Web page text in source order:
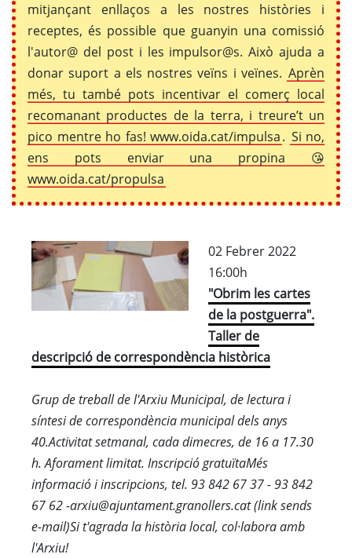
mitjançant enllaços a les nostres històries i
receptes, és possible que guanyin una comissió
l'autor@ del post i les impulsor@s. Això ajuda a
donar suport a els nostres veïns i veïnes. Aprèn
més, tu també pots incentivar el comerç local
recomanant productes de la terra, i treure’t un
pico mentre ho fas! www.oida.cat/impulsa. Si no,
ens pots enviar una propina 😘
www.oida.cat/propulsa
02 Febrer 2022
16:00h
"Obrim les cartes
de la postguerra".
Taller de
descripció de correspondència històrica
Grup de treball de l'Arxiu Municipal, de lectura i
síntesi de correspondència municipal dels anys
40.Activitat setmanal, cada dimecres, de 16 a 17.30
h. Aforament limitat. Inscripció gratuïtaMés
informació i inscripcions, tel. 93 842 67 37 - 93 842
67 62 -arxiu@ajuntament.granollers.cat (link sends
e-mail)Si t'agrada la història local, col·labora amb
l'Arxiu!